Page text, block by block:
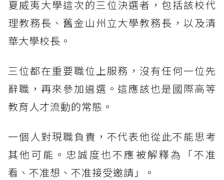
夏威夷大學這次的三位決選者，包括該校代
理教務長、舊金山州立大學教務長，以及清
華大學校長。
三位都在重要職位上服務，沒有任何一位先
辭職，再來參加遴選。這應該也是國際高等
教育人才流動的常態。
一個人對現職負責，不代表他從此不能思考
其他可能。忠誠度也不應被解釋為「不准
看、不准想、不准接受邀請」。